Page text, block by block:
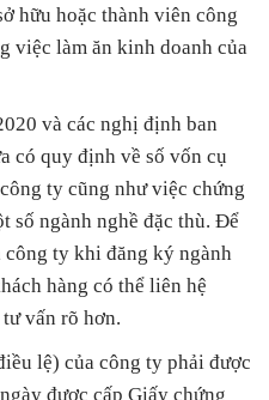
hữu hoặc thành viên công
việc làm ăn kinh doanh của
và các nghị định ban
có quy định về số vốn cụ
ty cũng như việc chứng
số ngành nghề đặc thù. Để
ty khi đăng ký ngành
hàng có thể liên hệ
vấn rõ hơn.
lệ) của công ty phải được
được cấp Giấy chứng